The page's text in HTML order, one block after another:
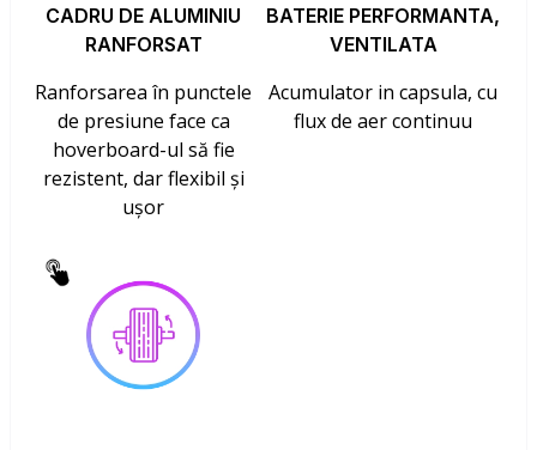
CADRU DE ALUMINIU
RANFORSAT
Ranforsarea în punctele
de presiune face ca
hoverboard-ul să fie
rezistent, dar flexibil și
ușor
BATERIE PERFORMANTA,
VENTILATA
Acumulator in capsula, cu
flux de aer continuu